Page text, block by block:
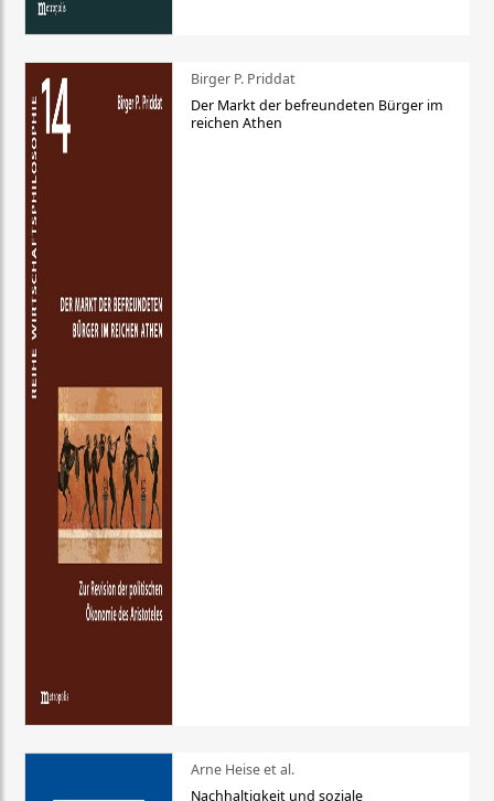
Birger P. Priddat
Der Markt der befreundeten Bürger im
reichen Athen
Arne Heise et al.
Nachhaltigkeit und soziale